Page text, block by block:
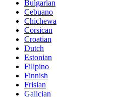
Bulgarian
Cebuano
Chichewa
Corsican
Croatian
Dutch
Estonian
Filipino
Finnish
Frisian
Galician